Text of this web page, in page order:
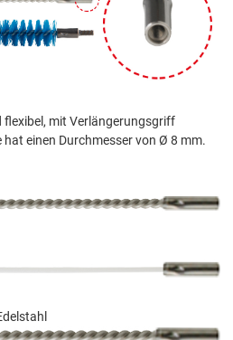
flexibel, mit Verlängerungsgriff
einen Durchmesser von Ø 8 mm.